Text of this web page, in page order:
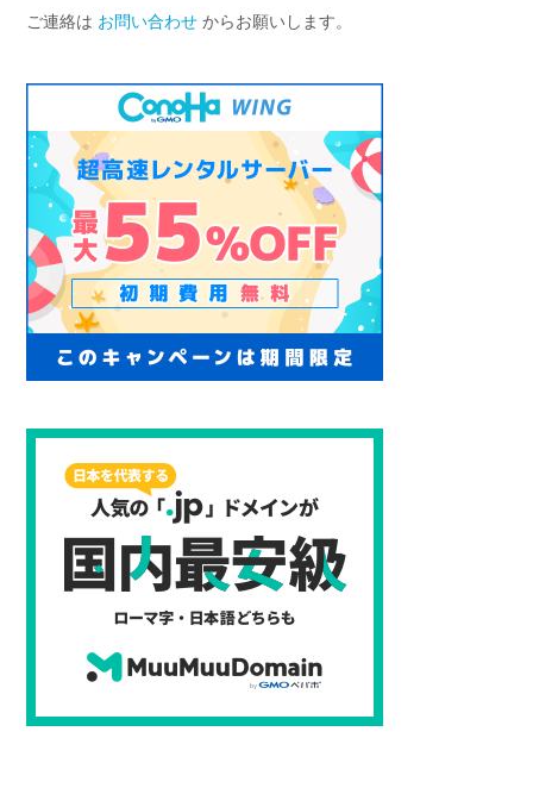
ご連絡は お問い合わせ からお願いします。